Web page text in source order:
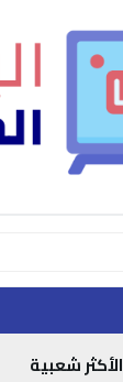
الأكثر شعبية